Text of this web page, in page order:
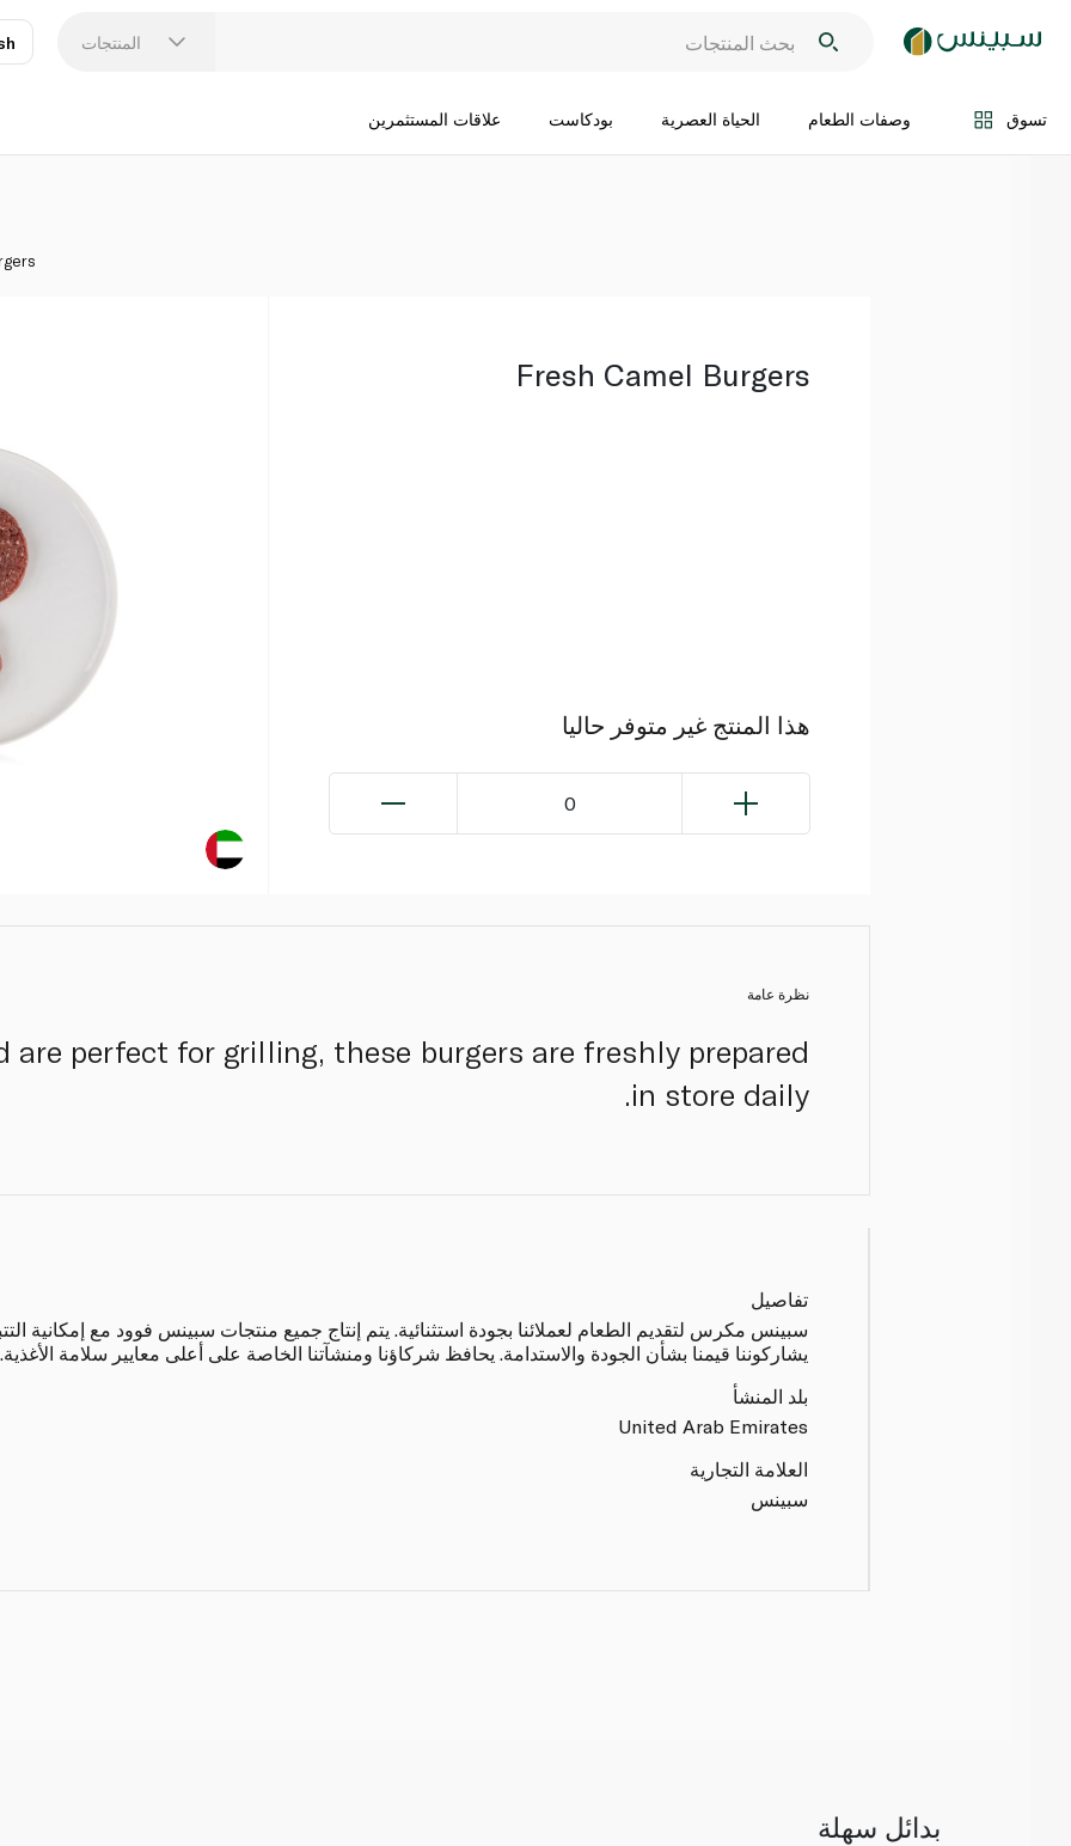
المنتجات
تسوق وصفات الطعام الحياة العصرية بودكاست علاقات المستثمرين
اضف الى السلة
Fresh Camel Burgers
هذا المنتج غير متوفر حاليا
0
نظرة عامة
are perfect for grilling, these burgers are freshly prepared
in store daily.
تفاصيل
سبينس مكرس لتقديم الطعام لعملائنا بجودة استثنائية. يتم إنتاج جميع منتجات سبينس فوود مع إمكانية
يشاركوننا قيمنا بشأن الجودة والاستدامة. يحافظ شركاؤنا ومنشآتنا الخاصة على أعلى معايير سلامة الأغذية.
بلد المنشأ
United Arab Emirates
العلامة التجارية
سبينس
بدائل سهلة